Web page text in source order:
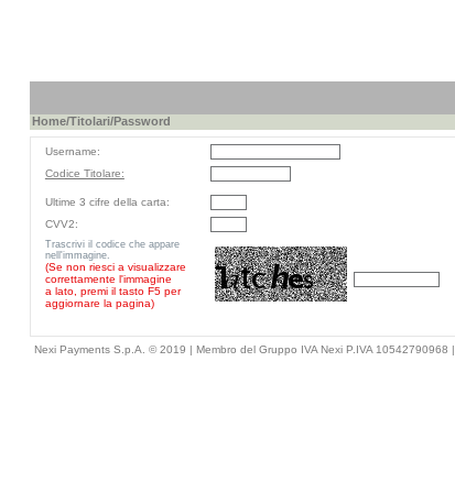
Home/Titolari/Password
Username:
Codice Titolare:
Ultime 3 cifre della carta:
CVV2:
Trascrivi il codice che appare
nell'immagine.
(Se non riesci a visualizzare
correttamente l'immagine
a lato, premi il tasto F5 per
aggiornare la pagina)
Nexi Payments S.p.A. © 2019 | Membro del Gruppo IVA Nexi P.IVA 10542790968 |